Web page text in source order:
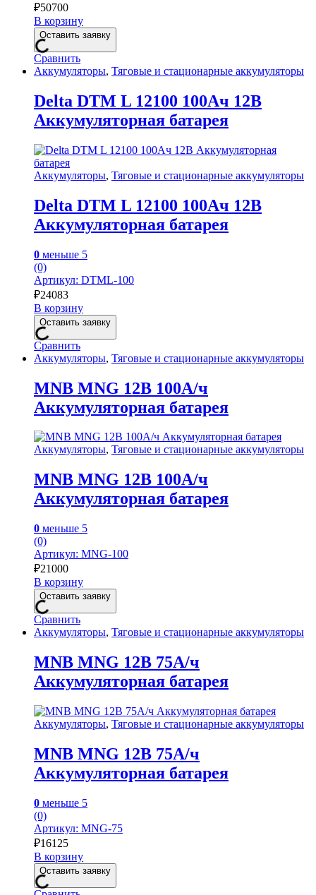
₽50700
В корзину
Оставить заявку
Сравнить
Аккумуляторы, Тяговые и стационарные аккумуляторы
Delta DTM L 12100 100Ач 12В
Аккумуляторная батарея
Аккумуляторы, Тяговые и стационарные аккумуляторы
Delta DTM L 12100 100Ач 12В
Аккумуляторная батарея
0 меньше 5
(0)
Артикул: DTML-100
₽24083
В корзину
Оставить заявку
Сравнить
Аккумуляторы, Тяговые и стационарные аккумуляторы
MNB MNG 12В 100А/ч
Аккумуляторная батарея
Аккумуляторы, Тяговые и стационарные аккумуляторы
MNB MNG 12В 100А/ч
Аккумуляторная батарея
0 меньше 5
(0)
Артикул: MNG-100
₽21000
В корзину
Оставить заявку
Сравнить
Аккумуляторы, Тяговые и стационарные аккумуляторы
MNB MNG 12В 75А/ч
Аккумуляторная батарея
Аккумуляторы, Тяговые и стационарные аккумуляторы
MNB MNG 12В 75А/ч
Аккумуляторная батарея
0 меньше 5
(0)
Артикул: MNG-75
₽16125
В корзину
Оставить заявку